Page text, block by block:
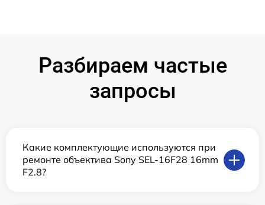
Разбираем частые
запросы
Какие комплектующие используются при
ремонте объектива Sony SEL-16F28 16mm
F2.8?